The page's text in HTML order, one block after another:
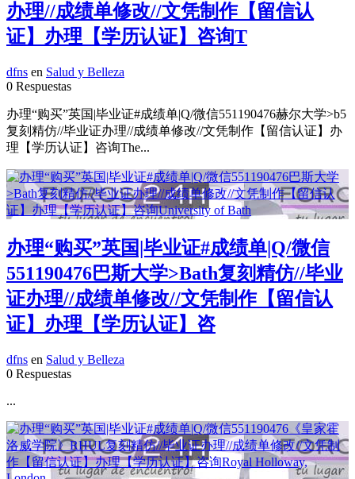
办理//成绩单修改//文凭制作【留信认
证】办理【学历认证】咨询T
dfns en Salud y Belleza
0 Respuestas
办理“购买”英国|毕业证#成绩单|Q/微信551190476赫尔大学>b5
复刻精仿//毕业证办理//成绩单修改//文凭制作【留信认证】办
理【学历认证】咨询The...
办理“购买”英国|毕业证#成绩单|Q/微信
551190476巴斯大学>Bath复刻精仿//毕业
证办理//成绩单修改//文凭制作【留信认
证】办理【学历认证】咨
dfns en Salud y Belleza
0 Respuestas
...